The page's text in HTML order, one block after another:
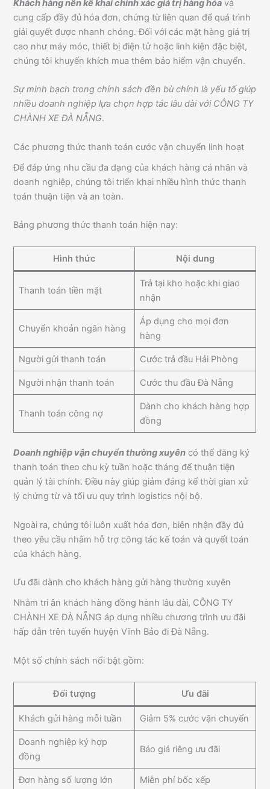
Khách hàng nên kê khai chính xác giá trị hàng hóa và
cung cấp đầy đủ hóa đơn, chứng từ liên quan để quá trình
giải quyết được nhanh chóng. Đối với các mặt hàng giá trị
cao như máy móc, thiết bị điện tử hoặc linh kiện đặc biệt,
chúng tôi khuyến khích mua thêm bảo hiểm vận chuyển.
Sự minh bạch trong chính sách đền bù chính là yếu tố giúp
nhiều doanh nghiệp lựa chọn hợp tác lâu dài với CÔNG TY
CHÀNH XE ĐÀ NẴNG.
Các phương thức thanh toán cước vận chuyển linh hoạt
Để đáp ứng nhu cầu đa dạng của khách hàng cá nhân và
doanh nghiệp, chúng tôi triển khai nhiều hình thức thanh
toán thuận tiện và an toàn.
Bảng phương thức thanh toán hiện nay:
Hình thức Nội dung
Thanh toán tiền mặt
Trả tại kho hoặc khi giao
nhận
Chuyển khoản ngân hàng
Áp dụng cho mọi đơn
hàng
Người gửi thanh toán Cước trả đầu Hải Phòng
Người nhận thanh toán Cước thu đầu Đà Nẵng
Thanh toán công nợ
Dành cho khách hàng hợp
đồng
Doanh nghiệp vận chuyển thường xuyên có thể đăng ký
thanh toán theo chu kỳ tuần hoặc tháng để thuận tiện
quản lý tài chính. Điều này giúp giảm đáng kể thời gian xử
lý chứng từ và tối ưu quy trình logistics nội bộ.
Ngoài ra, chúng tôi luôn xuất hóa đơn, biên nhận đầy đủ
theo yêu cầu nhằm hỗ trợ công tác kế toán và quyết toán
của khách hàng.
Ưu đãi dành cho khách hàng gửi hàng thường xuyên
Nhằm tri ân khách hàng đồng hành lâu dài, CÔNG TY
CHÀNH XE ĐÀ NẴNG áp dụng nhiều chương trình ưu đãi
hấp dẫn trên tuyến huyện Vĩnh Bảo đi Đà Nẵng.
Một số chính sách nổi bật gồm:
Đối tượng Ưu đãi
Khách gửi hàng mỗi tuần Giảm 5% cước vận chuyển
Doanh nghiệp ký hợp
đồng
Báo giá riêng ưu đãi
Đơn hàng số lượng lớn Miễn phí bốc xếp